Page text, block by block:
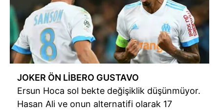
JOKER ÖN LİBERO GUSTAVO
Ersun Hoca sol bekte değişiklik düşünmüyor.
Hasan Ali ve onun alternatifi olarak 17